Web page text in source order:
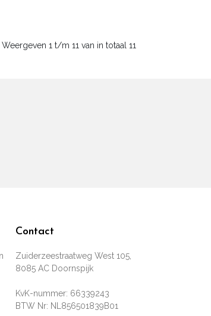
Weergeven 1 t/m 11 van in totaal 11
Contact
Zuiderzeestraatweg West 105,
8085 AC Doornspijk
KvK-nummer: 66339243
BTW Nr: NL856501839B01